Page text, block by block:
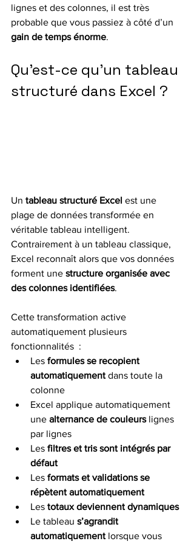
lignes et des colonnes, il est très
probable que vous passiez à côté d’un
gain de temps énorme.
Qu’est-ce qu’un tableau
structuré dans Excel ?
Un tableau structuré Excel est une
plage de données transformée en
véritable tableau intelligent.
Contrairement à un tableau classique,
Excel reconnaît alors que vos données
forment une structure organisée avec
des colonnes identifiées.
Cette transformation active
automatiquement plusieurs
fonctionnalités  :
Les formules se recopient
automatiquement dans toute la
colonne
Excel applique automatiquement
une alternance de couleurs lignes
par lignes
Les filtres et tris sont intégrés par
défaut
Les formats et validations se
répètent automatiquement
Les totaux deviennent dynamiques
Le tableau s’agrandit
automatiquement lorsque vous